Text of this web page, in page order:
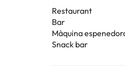
Restaurant
Bar
Màquina
Snack bar